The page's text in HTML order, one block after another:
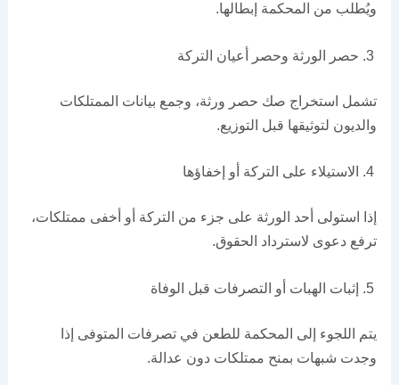
ويُطلب من المحكمة إبطالها.
حصر الورثة وحصر أعيان التركة
تشمل استخراج صك حصر ورثة، وجمع بيانات الممتلكات
والديون لتوثيقها قبل التوزيع.
الاستيلاء على التركة أو إخفاؤها
إذا استولى أحد الورثة على جزء من التركة أو أخفى ممتلكات،
ترفع دعوى لاسترداد الحقوق.
إثبات الهبات أو التصرفات قبل الوفاة
يتم اللجوء إلى المحكمة للطعن في تصرفات المتوفى إذا
وجدت شبهات بمنح ممتلكات دون عدالة.